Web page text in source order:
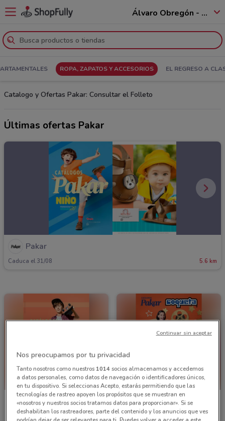
Álvaro Obregón - 01520
ROPA, ZAPATOS Y ACCESORIOS EL REGRESO A
Catalogo y Ofertas Pakar: Consultar el Folleto
Últimas ofertas Pakar
Pakar
Caduca el 31/08 5.6 km
Pakar
Caduca el 31/08 5.6 km
Pakar
Caduca el 31/08 5.6 km
Nos preocupamos por tu privacidad
Tanto nosotros como nuestros 1014socios almacenamos y accedemos
a datos personales, como datos de navegación o identificadores únicos,
en tu dispositivo. Si seleccionas Acepto, estarás permitiendo que las
tecnologías de rastreo apoyen los propósitos que se muestran en
«nosotros y nuestros socios tratamos datos para proporcionar». Si se
deshabilitan los rastreadores, parte del contenido y los anuncios que ves
Continuar sin aceptar